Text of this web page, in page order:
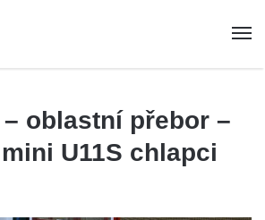
oblastní přebor –
U11S chlapci